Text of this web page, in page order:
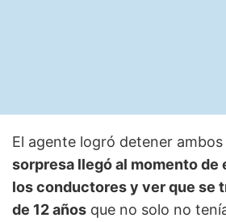
El agente logró detener
sorpresa llegó al momento de
los conductores y ver que se
de 12 años que no solo no